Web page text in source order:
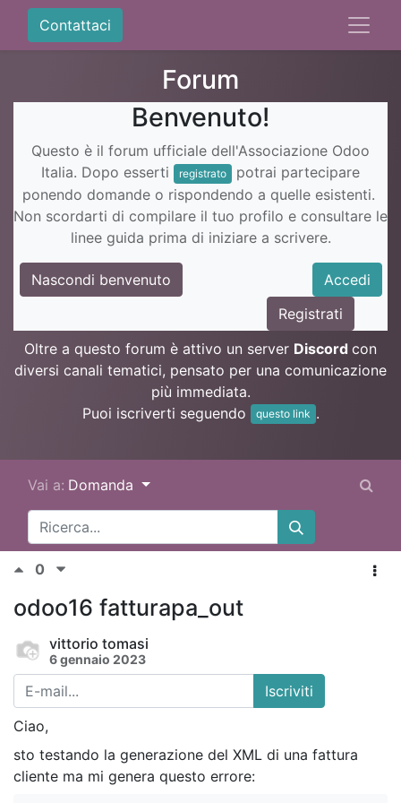
Contattaci
Forum
Benvenuto!
Questo è il forum ufficiale dell'Associazione Odoo
Italia. Dopo esserti
registrato
potrai partecipare
ponendo domande o rispondendo a quelle esistenti.
Non scordarti di compilare il tuo profilo e consultare le
linee guida prima di iniziare a scrivere.
Nascondi benvenuto
Accedi
Registrati
Oltre a questo forum è attivo un server Discord con
diversi canali tematici, pensato per una comunicazione
più immediata.
Puoi iscriverti seguendo
questo link .
Vai a: Domanda
0
odoo16 fatturapa_out
vittorio tomasi
6 gennaio 2023
Iscriviti
Ciao,
sto testando la generazione del XML di una fattura
cliente ma mi genera questo errore: